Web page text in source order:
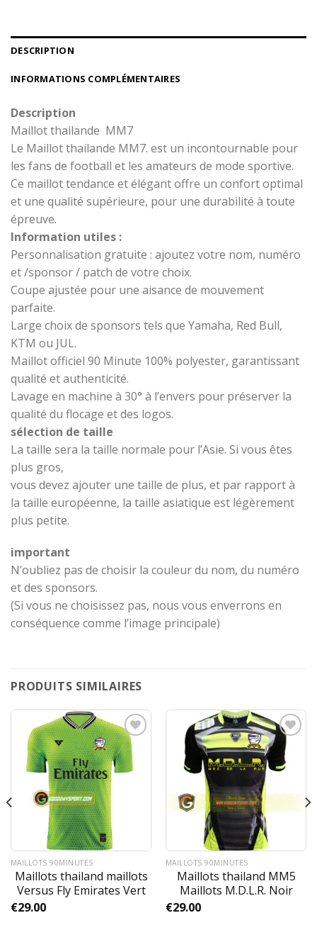
DESCRIPTION
INFORMATIONS COMPLÉMENTAIRES
Description
Maillot thailande MM7
Le Maillot thailande MM7. est un incontournable pour
les fans de football et les amateurs de mode sportive.
Ce maillot tendance et élégant offre un confort optimal
et une qualité supérieure, pour une durabilité à toute
épreuve.
Information utiles :
Personnalisation gratuite : ajoutez votre nom, numéro
et /sponsor / patch de votre choix.
Coupe ajustée pour une aisance de mouvement
parfaite.
Large choix de sponsors tels que Yamaha, Red Bull,
KTM ou JUL.
Maillot officiel 90 Minute 100% polyester, garantissant
qualité et authenticité.
Lavage en machine à 30° à l’envers pour préserver la
qualité du flocage et des logos.
sélection de taille
La taille sera la taille normale pour l’Asie. Si vous êtes
plus gros,
vous devez ajouter une taille de plus, et par rapport à
la taille européenne, la taille asiatique est légèrement
plus petite.
important
N’oubliez pas de choisir la couleur du nom, du numéro
et des sponsors.
(Si vous ne choisissez pas, nous vous enverrons en
conséquence comme l’image principale)
PRODUITS SIMILAIRES
MAILLOTS 90MINUTES
Maillots thailand maillots
Versus Fly Emirates Vert
€29.00
MAILLOTS 90MINUTES
Maillots thailand MM5
Maillots M.D.L.R. Noir
€29.00